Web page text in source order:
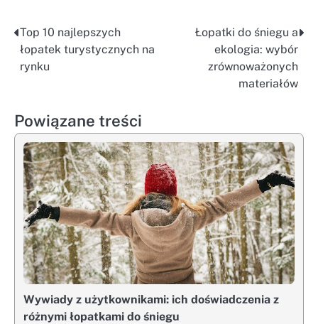
Nawigacja
wpisu
Top 10 najlepszych
łopatek turystycznych na
rynku
Łopatki do śniegu a
ekologia: wybór
zrównoważonych
materiałów
Powiązane treści
Wywiady z użytkownikami: ich doświadczenia z
różnymi łopatkami do śniegu